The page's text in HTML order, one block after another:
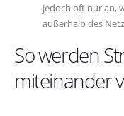
jedoch oft nur an,
außerhalb des
So werden
miteinander